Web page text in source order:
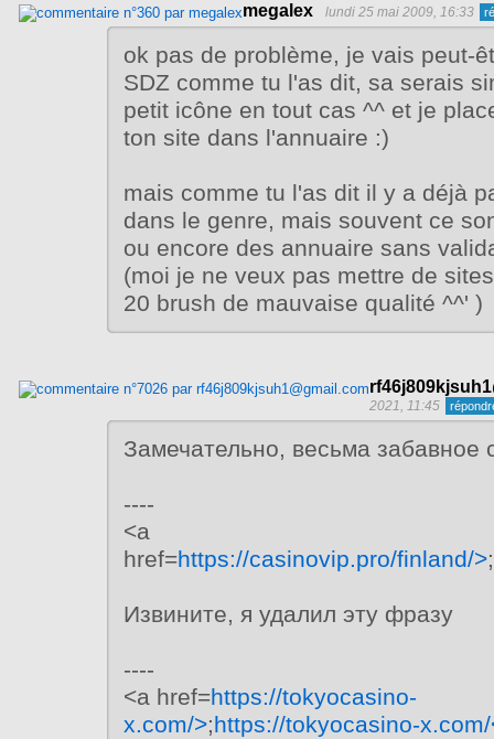
megalex lundi 25 mai 2009, 16:33
ok pas de problème, je vais peut-
SDZ comme tu l'as dit, sa serais
petit icône en tout cas ^^ et je
ton site dans l'annuaire :)
mais comme tu l'as dit il y a déjà
dans le genre, mais souvent ce
ou encore des annuaire sans
(moi je ne veux pas mettre de
20 brush de mauvaise qualité ^^' )
2021, 11:45
Замечательно, весьма забавное
----
<a
href=https://casinovip.pro/finland/>;
Извините, я удалил эту фразу
----
<a href=https://tokyocasino-
x.com/>;https://tokyocasino-